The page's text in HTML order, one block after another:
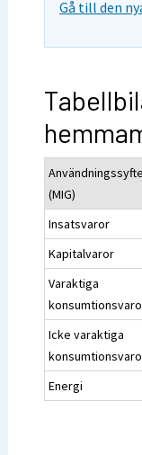
Gå till den
Användningssyfte
(MIG)
Insatsvaror
Kapitalvaror
Varaktiga
Icke varaktiga
Energi